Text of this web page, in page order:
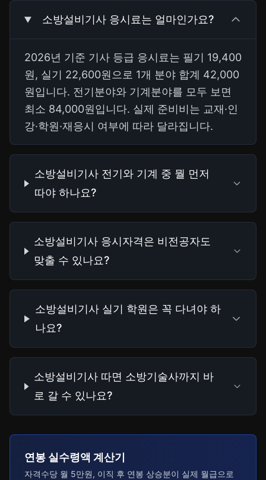
소방설비기사 응시료는 얼마인가요?
2026년 기준 기사 등급 응시료는 필기 19,400
원, 실기 22,600원으로 1개 분야 합계 42,000
원입니다. 전기분야와 기계분야를 모두 보면
최소 84,000원입니다. 실제 준비비는 교재·인
강·학원·재응시 여부에 따라 달라집니다.
소방설비기사 전기와 기계 중 뭘 먼저
따야 하나요?
소방설비기사 응시자격은 비전공자도
맞출 수 있나요?
소방설비기사 실기 학원은 꼭 다녀야 하
나요?
소방설비기사 따면 소방기술사까지 바
로 갈 수 있나요?
연봉 실수령액 계산기
자격수당 월 5만원, 이직 후 연봉 상승분이 실제 월급으로